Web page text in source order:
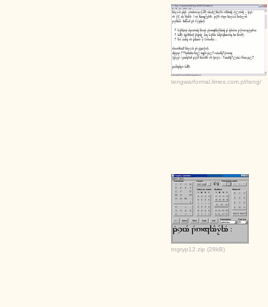
tengwarformal.limes.com.pl/teng/
tngtyp12.zip (28kB)